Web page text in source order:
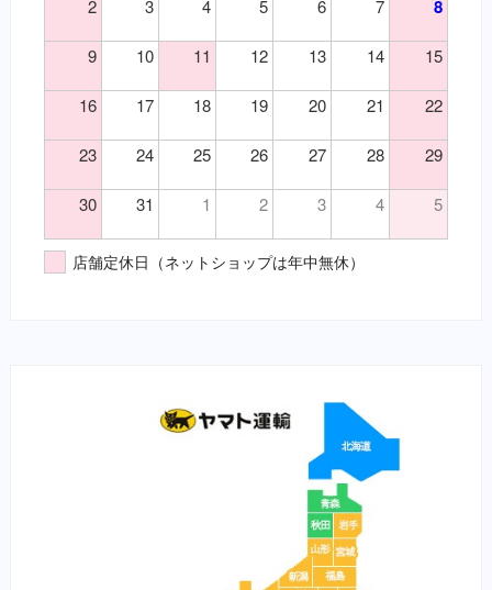
風邪薬・鎮痛剤（要・犬）
鎮静・精神安定・麻酔（要・犬）
代謝性用薬・ホルモン剤（要・犬）
医薬品その他（要・犬・猫）
【総合栄養食】
栄養食（犬）
ブリスミックス（犬）
イティ iti（犬）
イティ iti（猫）
（目）乾性角結膜炎
（目）角膜炎
（神）鎮静
（胃）嘔吐
（胃）消化不良
（胃）食欲不振
（腎）尿毒症
（腎）腎不全
（魚）水草ＯＫ
2 3 4 5 6 7 8
9 10 11 12 13 14 15
16 17 18 19 20 21 22
23 24 25 26 27 28 29
30 31 1 2 3 4 5
店舗定休日（ネットショップは年中無休）